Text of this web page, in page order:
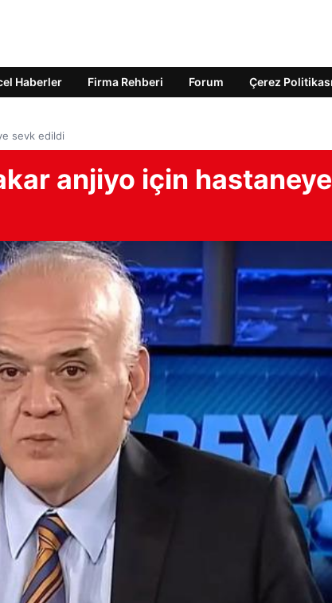
Haberler Firma Rehberi Forum Çerez Politikası
sevk edildi
anjiyo için hastaneye